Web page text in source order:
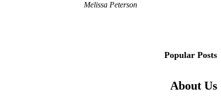
Melissa Peterson
Popular Posts
About Us